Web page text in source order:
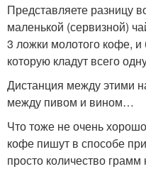
Представляете разницу
маленькой (сервизной)
3 ложки молотого кофе,
которую кладут всего
Дистанция между этими
между пивом и вином…
Что тоже не очень
кофе пишут в способе
просто количество